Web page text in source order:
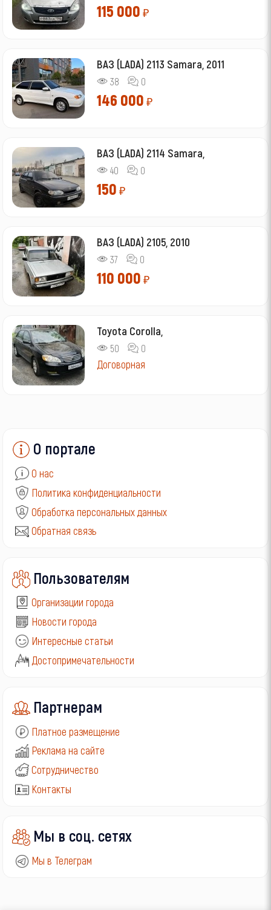
115 000 ₽
ВАЗ (LADA) 2113 Samara, 2011
38 0
146 000 ₽
ВАЗ (LADA) 2114 Samara,
40 0
150 ₽
ВАЗ (LADA) 2105, 2010
37 0
110 000 ₽
Toyota Corolla,
50 0
Договорная
О портале
О нас
Политика конфиденциальности
Обработка персональных данных
Обратная связь
Пользователям
Организации города
Новости города
Интересные статьи
Достопримечательности
Партнерам
Платное размещение
Реклама на сайте
Сотрудничество
Контакты
Мы в соц. сетях
Мы в Телеграм